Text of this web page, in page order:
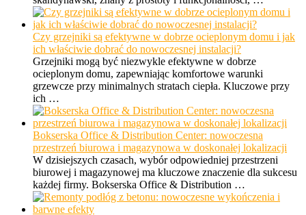
Czy grzejniki są efektywne w dobrze ocieplonym domu i jak
ich właściwie dobrać do nowoczesnej instalacji?
Grzejniki mogą być niezwykle efektywne w dobrze
ocieplonym domu, zapewniając komfortowe warunki
grzewcze przy minimalnych stratach ciepła. Kluczowe przy
ich …
Bokserska Office & Distribution Center: nowoczesna
przestrzeń biurowa i magazynowa w doskonałej lokalizacji
W dzisiejszych czasach, wybór odpowiedniej przestrzeni
biurowej i magazynowej ma kluczowe znaczenie dla sukcesu
każdej firmy. Bokserska Office & Distribution …